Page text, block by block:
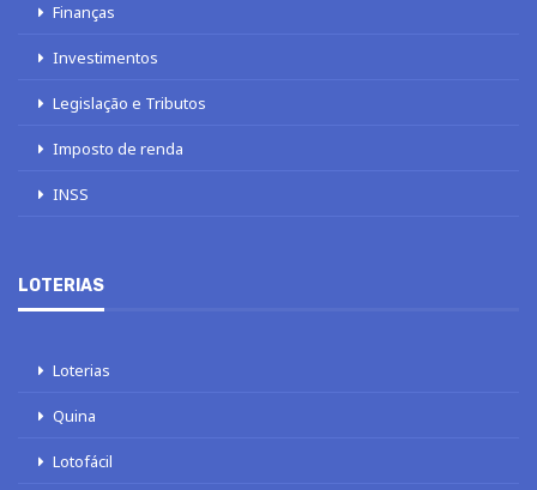
Finanças
Investimentos
Legislação e Tributos
Imposto de renda
INSS
LOTERIAS
Loterias
Quina
Lotofácil